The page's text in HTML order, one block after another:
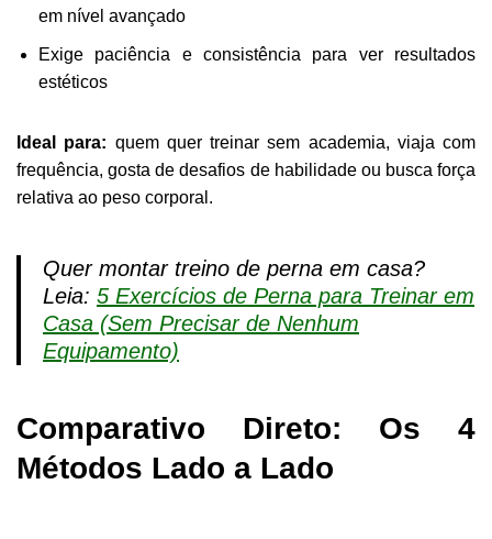
em nível avançado
Exige paciência e consistência para ver resultados
estéticos
Ideal para: quem quer treinar sem academia, viaja com
frequência, gosta de desafios de habilidade ou busca força
relativa ao peso corporal.
Quer montar treino de perna em casa?
Leia: 5 Exercícios de Perna para Treinar em
Casa (Sem Precisar de Nenhum
Equipamento)
Comparativo Direto: Os 4
Métodos Lado a Lado